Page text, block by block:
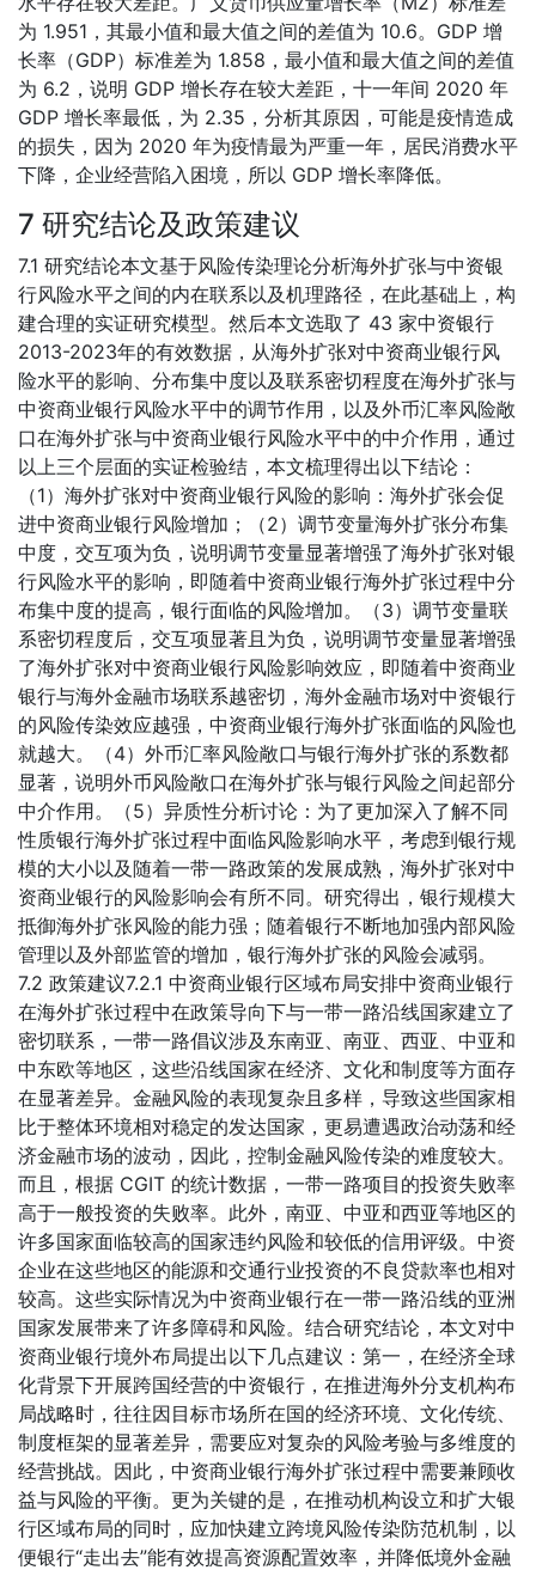
为 1.951，其最小值和最大值之间的差值为 10.6。GDP 增
长率（GDP）标准差为 1.858，最小值和最大值之间的差值
为 6.2，说明 GDP 增长存在较大差距，十一年间 2020 年
GDP 增长率最低，为 2.35，分析其原因，可能是疫情造成
的损失，因为 2020 年为疫情最为严重一年，居民消费水平
下降，企业经营陷入困境，所以 GDP 增长率降低。
7 研究结论及政策建议
7.1 研究结论本文基于风险传染理论分析海外扩张与中资银
行风险水平之间的内在联系以及机理路径，在此基础上，构
建合理的实证研究模型。然后本文选取了 43 家中资银行
2013-2023年的有效数据，从海外扩张对中资商业银行风
险水平的影响、分布集中度以及联系密切程度在海外扩张与
中资商业银行风险水平中的调节作用，以及外币汇率风险敞
口在海外扩张与中资商业银行风险水平中的中介作用，通过
以上三个层面的实证检验结，本文梳理得出以下结论：
（1）海外扩张对中资商业银行风险的影响：海外扩张会促
进中资商业银行风险增加；（2）调节变量海外扩张分布集
中度，交互项为负，说明调节变量显著增强了海外扩张对银
行风险水平的影响，即随着中资商业银行海外扩张过程中分
布集中度的提高，银行面临的风险增加。（3）调节变量联
系密切程度后，交互项显著且为负，说明调节变量显著增强
了海外扩张对中资商业银行风险影响效应，即随着中资商业
银行与海外金融市场联系越密切，海外金融市场对中资银行
的风险传染效应越强，中资商业银行海外扩张面临的风险也
就越大。（4）外币汇率风险敞口与银行海外扩张的系数都
显著，说明外币风险敞口在海外扩张与银行风险之间起部分
中介作用。（5）异质性分析讨论：为了更加深入了解不同
性质银行海外扩张过程中面临风险影响水平，考虑到银行规
模的大小以及随着一带一路政策的发展成熟，海外扩张对中
资商业银行的风险影响会有所不同。研究得出，银行规模大
抵御海外扩张风险的能力强；随着银行不断地加强内部风险
管理以及外部监管的增加，银行海外扩张的风险会减弱。
7.2 政策建议7.2.1 中资商业银行区域布局安排中资商业银行
在海外扩张过程中在政策导向下与一带一路沿线国家建立了
密切联系，一带一路倡议涉及东南亚、南亚、西亚、中亚和
中东欧等地区，这些沿线国家在经济、文化和制度等方面存
在显著差异。金融风险的表现复杂且多样，导致这些国家相
比于整体环境相对稳定的发达国家，更易遭遇政治动荡和经
济金融市场的波动，因此，控制金融风险传染的难度较大。
而且，根据 CGIT 的统计数据，一带一路项目的投资失败率
高于一般投资的失败率。此外，南亚、中亚和西亚等地区的
许多国家面临较高的国家违约风险和较低的信用评级。中资
企业在这些地区的能源和交通行业投资的不良贷款率也相对
较高。这些实际情况为中资商业银行在一带一路沿线的亚洲
国家发展带来了许多障碍和风险。结合研究结论，本文对中
资商业银行境外布局提出以下几点建议：第一，在经济全球
化背景下开展跨国经营的中资银行，在推进海外分支机构布
局战略时，往往因目标市场所在国的经济环境、文化传统、
制度框架的显著差异，需要应对复杂的风险考验与多维度的
经营挑战。因此，中资商业银行海外扩张过程中需要兼顾收
益与风险的平衡。更为关键的是，在推动机构设立和扩大银
行区域布局的同时，应加快建立跨境风险传染防范机制，以
便银行“走出去”能有效提高资源配置效率，并降低境外金融